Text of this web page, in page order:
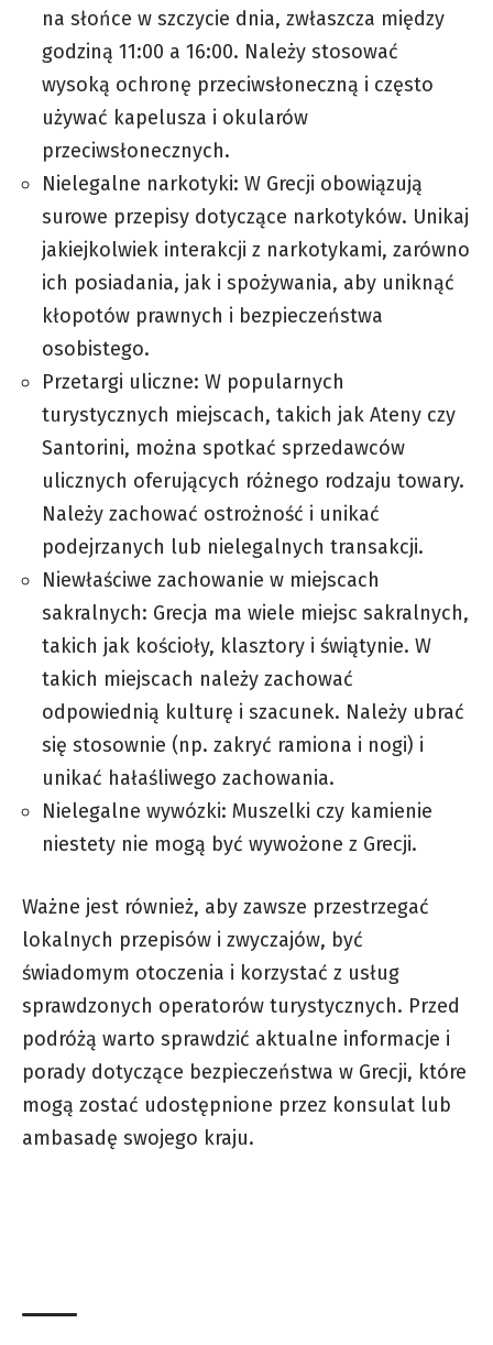
na słońce w szczycie dnia, zwłaszcza między
godziną 11:00 a 16:00. Należy stosować
wysoką ochronę przeciwsłoneczną i często
używać kapelusza i okularów
przeciwsłonecznych.
Nielegalne narkotyki: W Grecji obowiązują
surowe przepisy dotyczące narkotyków. Unikaj
jakiejkolwiek interakcji z narkotykami, zarówno
ich posiadania, jak i spożywania, aby uniknąć
kłopotów prawnych i bezpieczeństwa
osobistego.
Przetargi uliczne: W popularnych
turystycznych miejscach, takich jak Ateny czy
Santorini, można spotkać sprzedawców
ulicznych oferujących różnego rodzaju towary.
Należy zachować ostrożność i unikać
podejrzanych lub nielegalnych transakcji.
Niewłaściwe zachowanie w miejscach
sakralnych: Grecja ma wiele miejsc sakralnych,
takich jak kościoły, klasztory i świątynie. W
takich miejscach należy zachować
odpowiednią kulturę i szacunek. Należy ubrać
się stosownie (np. zakryć ramiona i nogi) i
unikać hałaśliwego zachowania.
Nielegalne wywózki: Muszelki czy kamienie
niestety nie mogą być wywożone z Grecji.
Ważne jest również, aby zawsze przestrzegać
lokalnych przepisów i zwyczajów, być
świadomym otoczenia i korzystać z usług
sprawdzonych operatorów turystycznych. Przed
podróżą warto sprawdzić aktualne informacje i
porady dotyczące bezpieczeństwa w Grecji, które
mogą zostać udostępnione przez konsulat lub
ambasadę swojego kraju.